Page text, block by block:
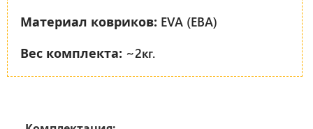
Материал ковриков: EVA (ЕВА)
Вес комплекта: ~2кг.